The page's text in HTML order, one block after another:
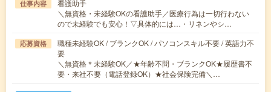
仕事内容
看護助手
＼無資格・未経験OKの看護助手／医療行為は一切行わない
ので未経験でも安心！▽具体的には…・リネンやシ…
応募資格
職種未経験OK / ブランクOK / パソコンスキル不要 / 英語力不
要
＼無資格＊未経験OK／★年齢不問・ブランクOK★履歴書不
要・来社不要（電話登録OK）★社会保険完備＼…